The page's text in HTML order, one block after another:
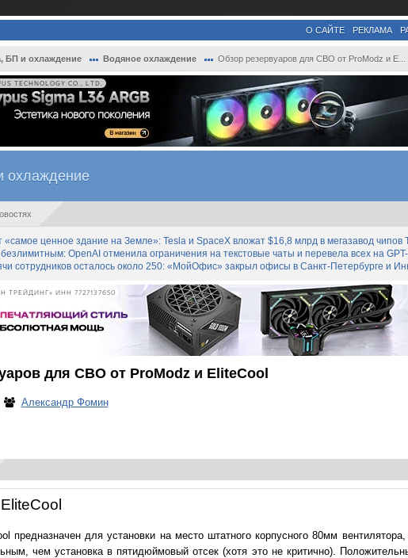
О САЙТЕ РЕКЛАМА
БП и охлаждение Водяное охлаждение Обзор резервуаров для СВО от ProModz и E...
TECHNOLOGY CO., LTD.
охлаждение
«самое ценное здание на Земле»: Tesla и SpaceX вложат $16,8 млрд в мегазавод чипов
OpenAI отменила ограничения на текстовые чаты и перевела всех на
сотрудников осталось около 250: «МойОфис» закрыл офисы в Санкт-Петербурге и
ТРЕЙДИНГ» ИНН 7727137650
для СВО от ProModz и EliteCool
Александр Фомин
предназначен для установки на место штатного корпусного 80мм
чем установка в пятидюймовый отсек (хотя это не критично).